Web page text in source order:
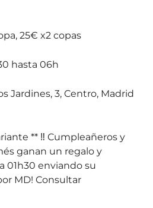
25€ x2 copas
hasta 06h
Jardines, 3, Centro, Madrid
** ‼️ Cumpleañeros y
ganan un regalo y
01h30 enviando su
MD! Consultar